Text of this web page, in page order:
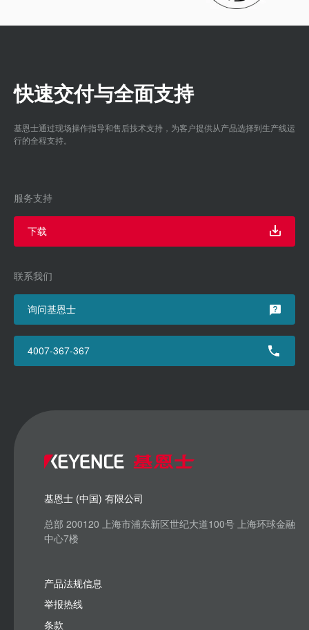
快速交付与全面支持
基恩士通过现场操作指导和售后技术支持，为客户提供从产品选择到生产线运
行的全程支持。
服务支持
下载
联系我们
询问基恩士
4007-367-367
基恩士 (中国) 有限公司
总部 200120 上海市浦东新区世纪大道100号 上海环球金融
中心7楼
产品法规信息
举报热线
条款